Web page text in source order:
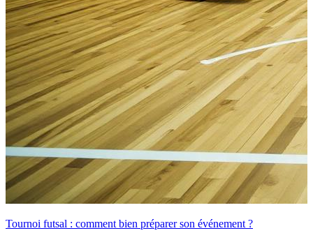
Tournoi futsal : comment bien préparer son événement ?